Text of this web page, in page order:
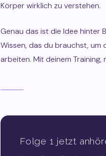
Körper wirklich zu verstehen.
Genau das ist die Idee hinter
Wissen, das du brauchst, um
arbeiten. Mit deinem Training,
Folge 1 jetzt